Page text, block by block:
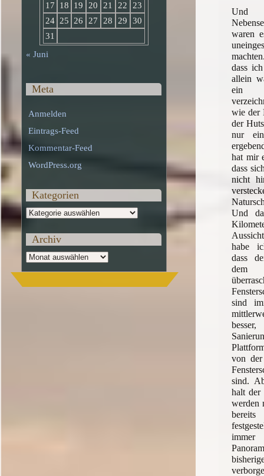
Und
waren
dass
allein
ein
wie der
der
nur
hat mir
dass
nicht
Und
habe
dass
sind
von der
sind.
halt der
werden
immer
17
18 19 20 21 22
23
24 25 26 27 28 29
30
31
« Juni
Meta
Anmelden
Eintrags-Feed
Kommentar-Feed
WordPress.org
Kategorien
Kategorien
Archiv
Archiv